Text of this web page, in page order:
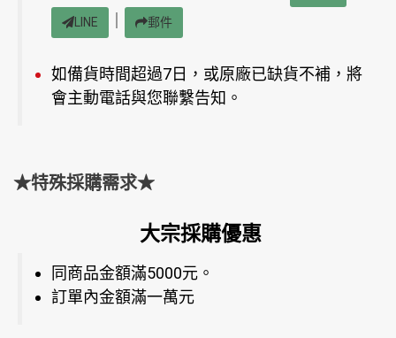
LINE 郵件
如備貨時間超過7日，或原廠已缺貨不補，將
會主動電話與您聯繫告知。
★特殊採購需求★
大宗採購優惠
同商品金額滿5000元。
訂單內金額滿一萬元